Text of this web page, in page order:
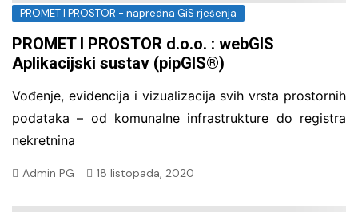
PROMET I PROSTOR - napredna GiS rješenja
PROMET I PROSTOR d.o.o. : webGIS
Aplikacijski sustav (pipGIS®)
Vođenje, evidencija i vizualizacija svih vrsta prostornih
podataka – od komunalne infrastrukture do registra
nekretnina
Admin PG 18 listopada, 2020